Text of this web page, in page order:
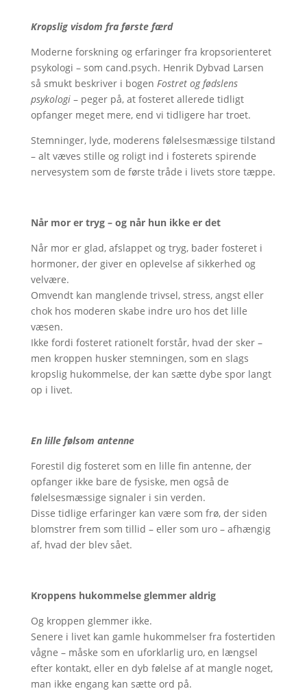
Kropslig visdom fra første færd
Moderne forskning og erfaringer fra kropsorienteret
psykologi – som cand.psych. Henrik Dybvad Larsen
så smukt beskriver i bogen Fostret og fødslens
psykologi– peger på, at fosteret allerede tidligt
opfanger meget mere, end vi tidligere har troet.
Stemninger, lyde, moderens følelsesmæssige tilstand
– alt væves stille og roligt ind i fosterets spirende
nervesystem som de første tråde i livets store tæppe.
Når mor er tryg – og når hun ikke er det
Når mor er glad, afslappet og tryg, bader fosteret i
hormoner, der giver en oplevelse af sikkerhed og
velvære.
Omvendt kan manglende trivsel, stress, angst eller
chok hos moderen skabe indre uro hos det lille
væsen.
Ikke fordi fosteret rationelt forstår, hvad der sker –
men kroppen husker stemningen, som en slags
kropslig hukommelse, der kan sætte dybe spor langt
op i livet.
En lille følsom antenne
Forestil dig fosteret som en lille fin antenne, der
opfanger ikke bare de fysiske, men også de
følelsesmæssige signaler i sin verden.
Disse tidlige erfaringer kan være som frø, der siden
blomstrer frem som tillid – eller som uro – afhængig
af, hvad der blev sået.
Kroppens hukommelse glemmer aldrig
Og kroppen glemmer ikke.
Senere i livet kan gamle hukommelser fra fostertiden
vågne – måske som en uforklarlig uro, en længsel
efter kontakt, eller en dyb følelse af at mangle noget,
man ikke engang kan sætte ord på.